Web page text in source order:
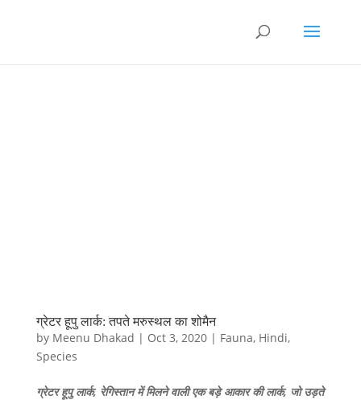
ग्रेटर हूपु लार्क: तपते मरुस्थल का शोमैन
by Meenu Dhakad | Oct 3, 2020| Fauna, Hindi,
Species
ग्रेटर हूपु लार्क, रेगिस्तान में मिलने वाली एक बड़े आकार की लार्क, जो उड़ते